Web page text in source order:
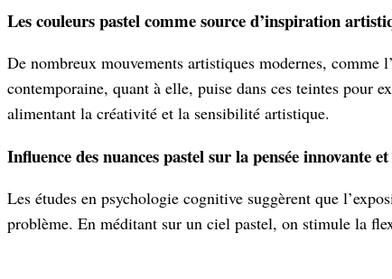
Les couleurs pastel comme source d’inspiration
De nombreux mouvements artistiques modernes,
contemporaine, quant à elle, puise dans ces teintes pour
alimentant la créativité et la sensibilité artistique.
Influence des nuances pastel sur la pensée innovante
Les études en psychologie cognitive suggèrent que
problème. En méditant sur un ciel pastel, on stimule la